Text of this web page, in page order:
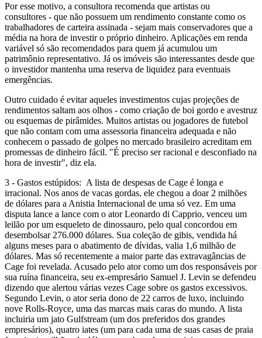
Por esse motivo, a consultora recomenda que artistas ou
consultores - que não possuem um rendimento constante como os
trabalhadores de carteira assinada - sejam mais conservadores que a
média na hora de investir o próprio dinheiro. Aplicações em renda
variável só são recomendados para quem já acumulou um
patrimônio representativo. Já os imóveis são interessantes desde que
o investidor mantenha uma reserva de liquidez para eventuais
emergências.
Outro cuidado é evitar aqueles investimentos cujas projeções de
rendimentos saltam aos olhos - como criação de boi gordo e avestruz
ou esquemas de pirâmides. Muitos artistas ou jogadores de futebol
que não contam com uma assessoria financeira adequada e não
conhecem o passado de golpes no mercado brasileiro acreditam em
promessas de dinheiro fácil. "É preciso ser racional e desconfiado na
hora de investir", diz ela.
3 - Gastos estúpidos: A lista de despesas de Cage é longa e
irracional. Nos anos de vacas gordas, ele chegou a doar 2 milhões
de dólares para a Anistia Internacional de uma só vez. Em uma
disputa lance a lance com o ator Leonardo di Capprio, venceu um
leilão por um esqueleto de dinossauro, pelo qual concordou em
desembolsar 276.000 dólares. Sua coleção de gibis, vendida há
alguns meses para o abatimento de dívidas, valia 1,6 milhão de
dólares. Mas só recentemente a maior parte das extravagâncias de
Cage foi revelada. Acusado pelo ator como um dos responsáveis por
sua ruína financeira, seu ex-empresário Samuel J. Levin se defendeu
dizendo que alertou várias vezes Cage sobre os gastos excessivos.
Segundo Levin, o ator seria dono de 22 carros de luxo, incluindo
nove Rolls-Royce, uma das marcas mais caras do mundo. A lista
incluiria um jato Gulfstream (um dos preferidos dos grandes
empresários), quatro iates (um para cada uma de suas casas de praia